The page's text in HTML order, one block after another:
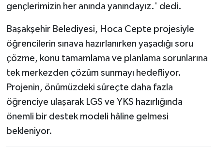
gençlerimizin her anında yanındayız.' dedi.
Başakşehir Belediyesi, Hoca Cepte projesiyle
öğrencilerin sınava hazırlanırken yaşadığı soru
çözme, konu tamamlama ve planlama sorunlarına
tek merkezden çözüm sunmayı hedefliyor.
Projenin, önümüzdeki süreçte daha fazla
öğrenciye ulaşarak LGS ve YKS hazırlığında
önemli bir destek modeli hâline gelmesi
bekleniyor.